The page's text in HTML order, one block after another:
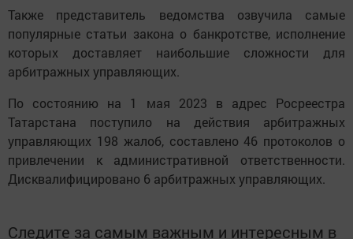
Также представитель ведомства озвучила самые
популярные статьи закона о банкротстве, исполнение
которых доставляет наибольшие сложности для
арбитражных управляющих.
По состоянию на 1 мая 2023 в адрес Росреестра
Татарстана поступило на действия арбитражных
управляющих 198 жалоб, составлено 46 протоколов о
привлечении к административной ответственности.
Дисквалифицировано 6 арбитражных управляющих.
Следите за самым важным и интересным в